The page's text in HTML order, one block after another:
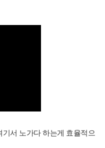
서 노가다 하는게 효율적으